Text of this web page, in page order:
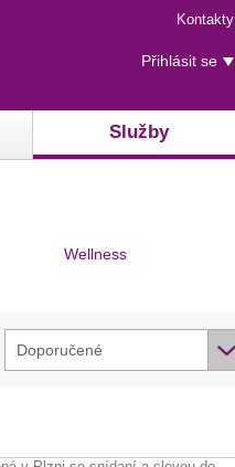
Menu
rychlého
přístupu
Kontakty
Uživatelské
menu
Přihlásit se
Služby
Wellness
Doporučené